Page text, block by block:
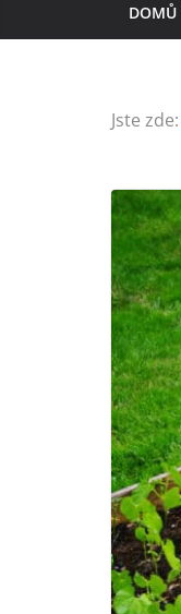
DOMŮ
Jste zde: